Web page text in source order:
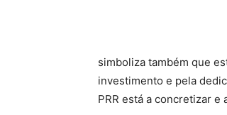
simboliza também que
investimento e pela
PRR está a concretizar e